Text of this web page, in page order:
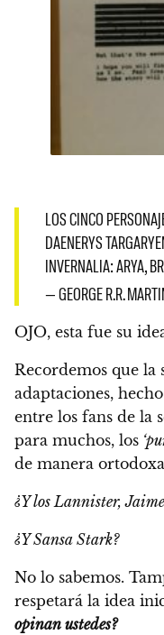
LOS CINCO
DAENERYS
INVERNALIA: ARYA,
— GEORGE R.R.
OJO, esta fue su
Recordemos que la
adaptaciones,
entre los fans de la
para muchos, los
de manera
¿Y los Lannister,
¿Y Sansa Stark?
No lo sabemos.
respetará la idea
opinan ustedes?